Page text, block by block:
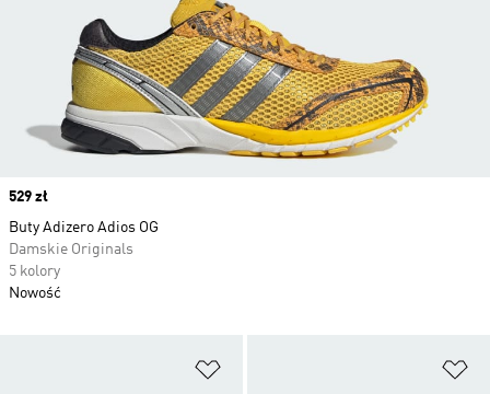
Price
529 zł
Buty Adizero Adios OG
Damskie Originals
5 kolory
Nowość